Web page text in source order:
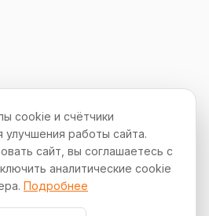
cookie и счётчики
работы сайта.
сайт, вы соглашаетесь с
аналитические cookie
Подробнее